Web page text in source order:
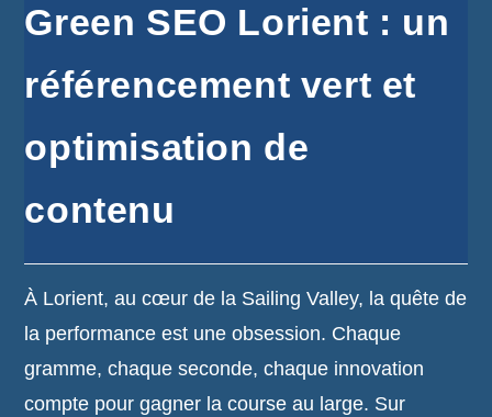
Green SEO Lorient : un
référencement vert et
optimisation de
contenu
À Lorient, au cœur de la Sailing Valley, la quête de
la performance est une obsession. Chaque
gramme, chaque seconde, chaque innovation
compte pour gagner la course au large. Sur